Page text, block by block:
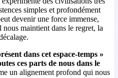
simples et profondément
devenir une force immense,
nous maintient dans le regret, la
dans cet espace-temps »
ces parts de nous dans le
un alignement profond qui nous